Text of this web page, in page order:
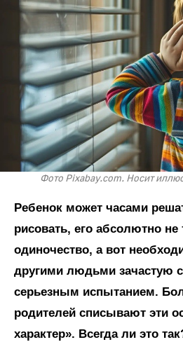
Фото Pixabay.com. Носит
Ребенок может часами
рисовать, его абсолютно не
одиночество, а вот
другими людьми зачастую
серьезным испытанием.
родителей списывают эти
характер». Всегда ли это